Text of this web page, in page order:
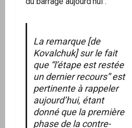
La remarque [de
Kovalchuk] sur le fait
que “l’étape est restée
un dernier recours” est
pertinente à rappeler
aujourd’hui, étant
donné que la première
phase de la contre-